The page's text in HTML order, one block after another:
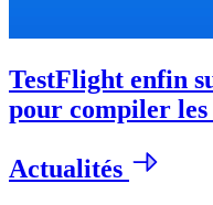
TestFlight enfin
pour compiler les
Actualités